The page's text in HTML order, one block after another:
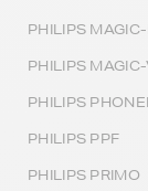
PHILIPS
PHILIPS
PHILIPS
PHILIPS PPF
PHILIPS PRIMO